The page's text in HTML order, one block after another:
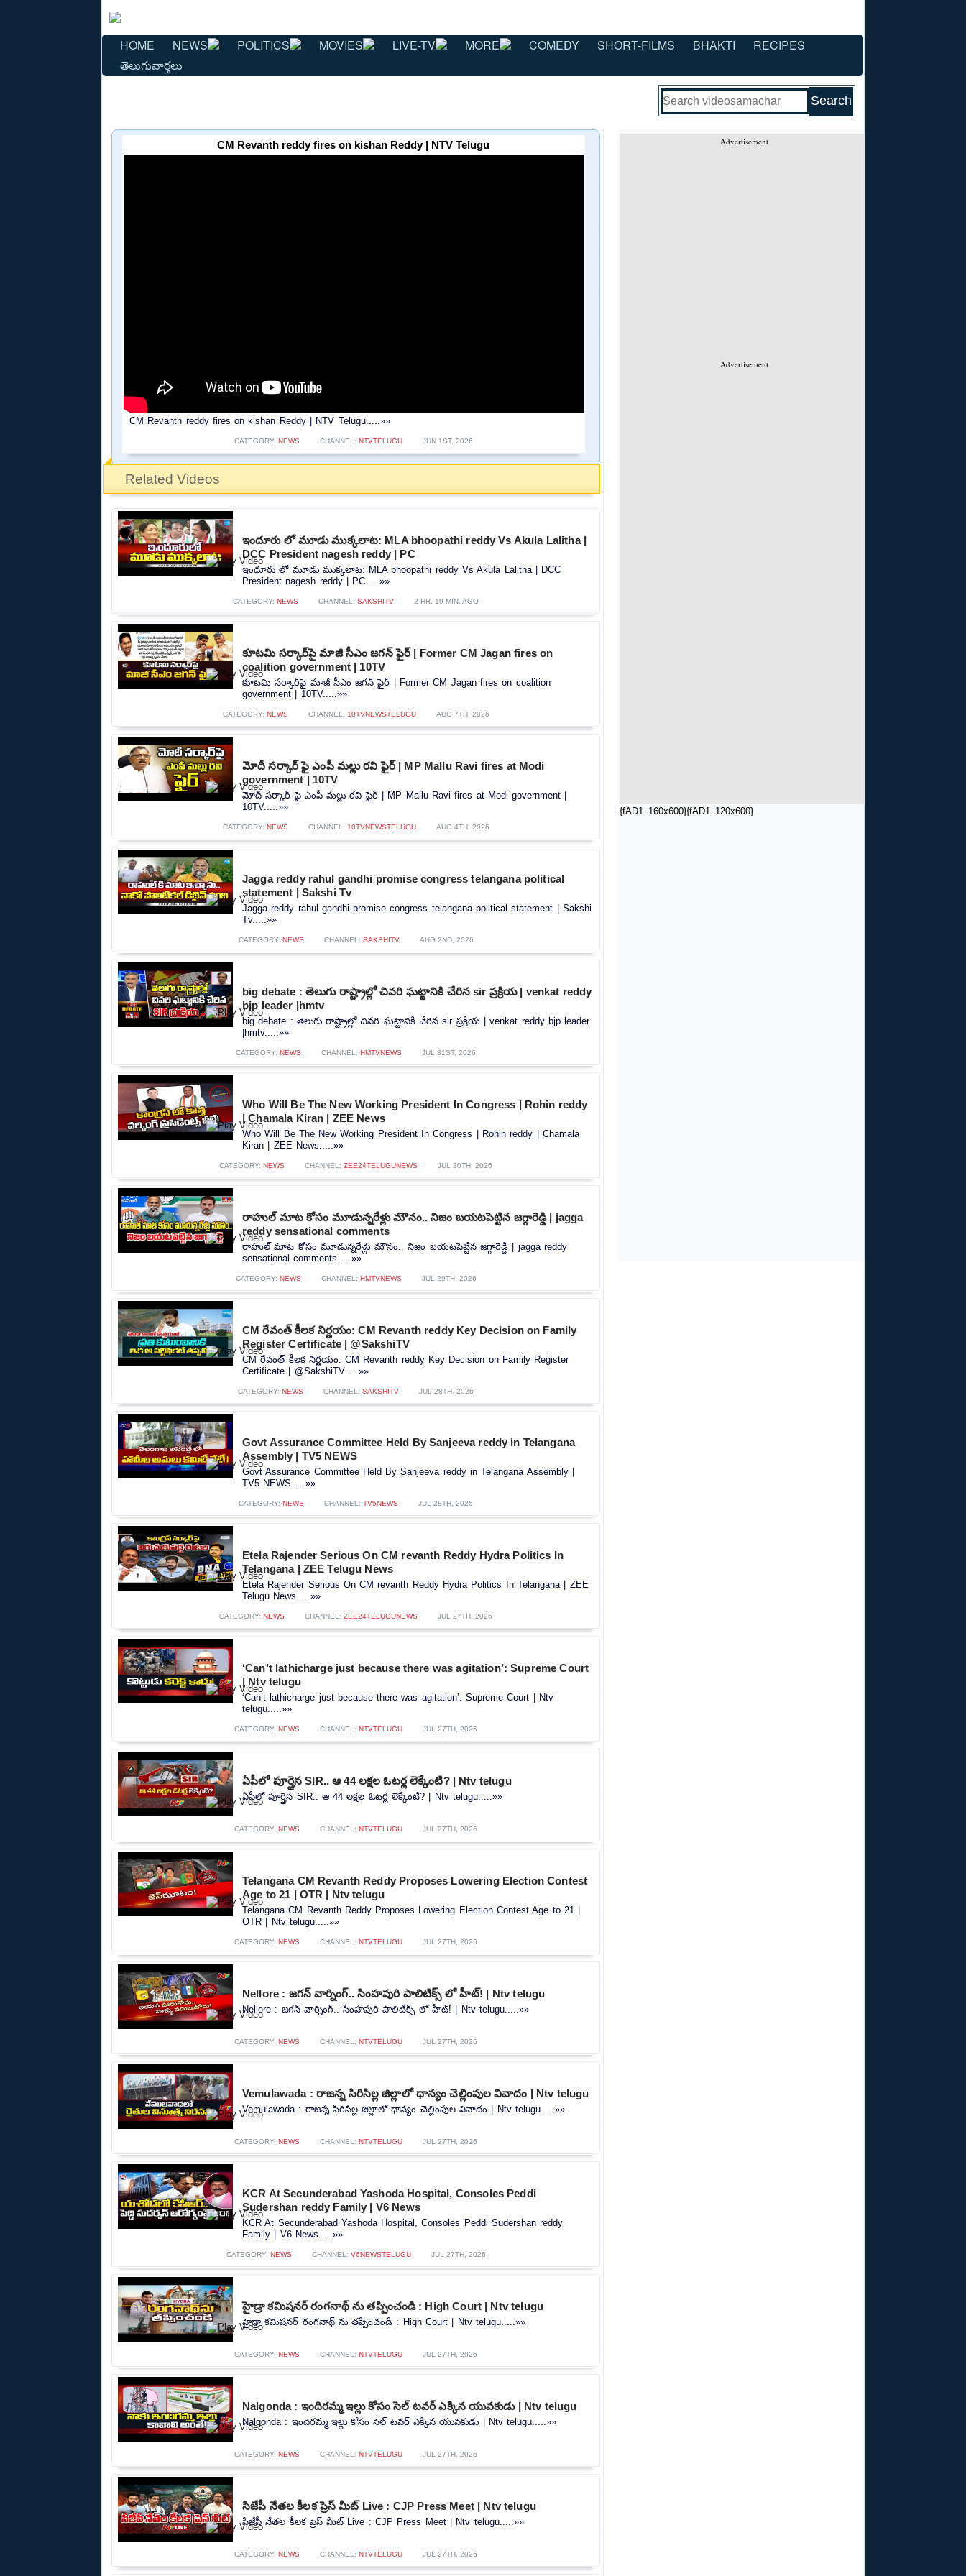
HOME NEWS POLITICS MOVIES LIVE-TV MORE COMEDY SHORT-FILMS BHAKTI
RECIPES
తెలుగువార్తలు
Advertisement
Advertisement
{fAD1_160x600}{fAD1_120x600}
CM Revanth reddy fires on kishan Reddy | NTV Telugu
CM Revanth reddy fires on kishan Reddy | NTV Telugu.....»»
CATEGORY: NEWS CHANNEL: NTVTELUGU JUN 1ST, 2026
Related Videos
ఇందూరు లో మూడు ముక్కలాట: MLA bhoopathi reddy Vs Akula Lalitha |
DCC President nagesh reddy | PC
ఇందూరు లో మూడు ముక్కలాట: MLA bhoopathi reddy Vs Akula Lalitha | DCC
President nagesh reddy | PC.....»»
CATEGORY: NEWS CHANNEL: SAKSHITV 2 HR. 19 MIN. AGO
కూటమి సర్కార్‌పై మాజీ సీఎం జగన్ ఫైర్ | Former CM Jagan fires on
coalition government | 10TV
కూటమి సర్కార్‌పై మాజీ సీఎం జగన్ ఫైర్ | Former CM Jagan fires on coalition
government | 10TV.....»»
CATEGORY: NEWS CHANNEL: 10TVNEWSTELUGU AUG 7TH, 2026
మోదీ సర్కార్ ఫై ఎంపీ మల్లు రవి ఫైర్ | MP Mallu Ravi fires at Modi
government | 10TV
మోదీ సర్కార్ ఫై ఎంపీ మల్లు రవి ఫైర్ | MP Mallu Ravi fires at Modi government |
10TV.....»»
CATEGORY: NEWS CHANNEL: 10TVNEWSTELUGU AUG 4TH, 2026
Jagga reddy rahul gandhi promise congress telangana political
statement | Sakshi Tv
Jagga reddy rahul gandhi promise congress telangana political statement | Sakshi
Tv.....»»
CATEGORY: NEWS CHANNEL: SAKSHITV AUG 2ND, 2026
big debate : తెలుగు రాష్ట్రాల్లో చివరి ఘట్టానికి చేరిన sir ప్రక్రియ | venkat reddy
bjp leader |hmtv
big debate : తెలుగు రాష్ట్రాల్లో చివరి ఘట్టానికి చేరిన sir ప్రక్రియ | venkat reddy bjp leader
|hmtv.....»»
CATEGORY: NEWS CHANNEL: HMTVNEWS JUL 31ST, 2026
Who Will Be The New Working President In Congress | Rohin reddy
| Chamala Kiran | ZEE News
Who Will Be The New Working President In Congress | Rohin reddy | Chamala
Kiran | ZEE News.....»»
CATEGORY: NEWS CHANNEL: ZEE24TELUGUNEWS JUL 30TH, 2026
రాహుల్ మాట కోసం మూడున్నరేళ్లు మౌనం.. నిజం బయటపెట్టిన జగ్గారెడ్డి | jagga
reddy sensational comments
రాహుల్ మాట కోసం మూడున్నరేళ్లు మౌనం.. నిజం బయటపెట్టిన జగ్గారెడ్డి | jagga reddy
sensational comments.....»»
CATEGORY: NEWS CHANNEL: HMTVNEWS JUL 29TH, 2026
CM రేవంత్ కీలక నిర్ణయం: CM Revanth reddy Key Decision on Family
Register Certificate | @SakshiTV
CM రేవంత్ కీలక నిర్ణయం: CM Revanth reddy Key Decision on Family Register
Certificate | @SakshiTV.....»»
CATEGORY: NEWS CHANNEL: SAKSHITV JUL 28TH, 2026
Govt Assurance Committee Held By Sanjeeva reddy in Telangana
Assembly | TV5 NEWS
Govt Assurance Committee Held By Sanjeeva reddy in Telangana Assembly |
TV5 NEWS.....»»
CATEGORY: NEWS CHANNEL: TV5NEWS JUL 28TH, 2026
Etela Rajender Serious On CM revanth Reddy Hydra Politics In
Telangana | ZEE Telugu News
Etela Rajender Serious On CM revanth Reddy Hydra Politics In Telangana | ZEE
Telugu News.....»»
CATEGORY: NEWS CHANNEL: ZEE24TELUGUNEWS JUL 27TH, 2026
‘Can’t lathicharge just because there was agitation’: Supreme Court
| Ntv telugu
‘Can’t lathicharge just because there was agitation’: Supreme Court | Ntv
telugu.....»»
CATEGORY: NEWS CHANNEL: NTVTELUGU JUL 27TH, 2026
ఏపీలో పూర్తైన SIR.. ఆ 44 లక్షల ఓటర్ల లెక్కేంటి? | Ntv telugu
ఏపీలో పూర్తైన SIR.. ఆ 44 లక్షల ఓటర్ల లెక్కేంటి? | Ntv telugu.....»»
CATEGORY: NEWS CHANNEL: NTVTELUGU JUL 27TH, 2026
Telangana CM Revanth Reddy Proposes Lowering Election Contest
Age to 21 | OTR | Ntv telugu
Telangana CM Revanth Reddy Proposes Lowering Election Contest Age to 21 |
OTR | Ntv telugu.....»»
CATEGORY: NEWS CHANNEL: NTVTELUGU JUL 27TH, 2026
Nellore : జగన్ వార్నింగ్.. సింహపురి పాలిటిక్స్ లో హీట్! | Ntv telugu
Nellore : జగన్ వార్నింగ్.. సింహపురి పాలిటిక్స్ లో హీట్! | Ntv telugu.....»»
CATEGORY: NEWS CHANNEL: NTVTELUGU JUL 27TH, 2026
Vemulawada : రాజన్న సిరిసిల్ల జిల్లాలో ధాన్యం చెల్లింపుల వివాదం | Ntv telugu
Vemulawada : రాజన్న సిరిసిల్ల జిల్లాలో ధాన్యం చెల్లింపుల వివాదం | Ntv telugu.....»»
CATEGORY: NEWS CHANNEL: NTVTELUGU JUL 27TH, 2026
KCR At Secunderabad Yashoda Hospital, Consoles Peddi
Sudershan reddy Family | V6 News
KCR At Secunderabad Yashoda Hospital, Consoles Peddi Sudershan reddy
Family | V6 News.....»»
CATEGORY: NEWS CHANNEL: V6NEWSTELUGU JUL 27TH, 2026
హైడ్రా కమిషనర్ రంగనాథ్ ను తప్పించండి : High Court | Ntv telugu
హైడ్రా కమిషనర్ రంగనాథ్ ను తప్పించండి : High Court | Ntv telugu.....»»
CATEGORY: NEWS CHANNEL: NTVTELUGU JUL 27TH, 2026
Nalgonda : ఇందిరమ్మ ఇల్లు కోసం సెల్ టవర్ ఎక్కిన యువకుడు | Ntv telugu
Nalgonda : ఇందిరమ్మ ఇల్లు కోసం సెల్ టవర్ ఎక్కిన యువకుడు | Ntv telugu.....»»
CATEGORY: NEWS CHANNEL: NTVTELUGU JUL 27TH, 2026
సిజేపీ నేతల కీలక ప్రెస్ మీట్ Live : CJP Press Meet | Ntv telugu
సిజేపీ నేతల కీలక ప్రెస్ మీట్ Live : CJP Press Meet | Ntv telugu.....»»
CATEGORY: NEWS CHANNEL: NTVTELUGU JUL 27TH, 2026